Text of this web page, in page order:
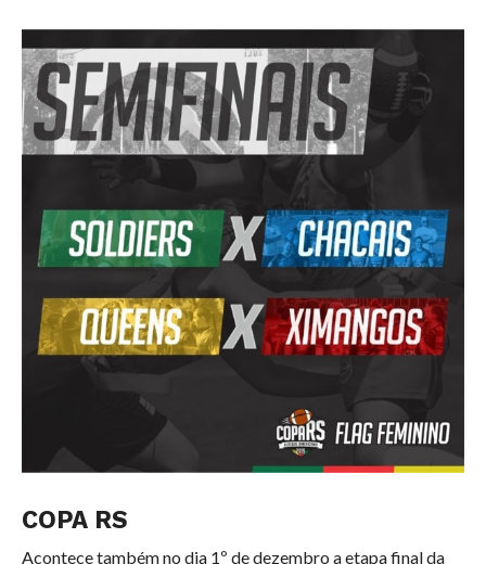
COPA RS
Acontece também no dia 1º de dezembro a etapa final da